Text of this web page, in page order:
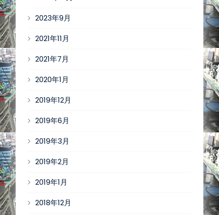
2023年9月
2021年11月
2021年7月
2020年1月
2019年12月
2019年6月
2019年3月
2019年2月
2019年1月
2018年12月